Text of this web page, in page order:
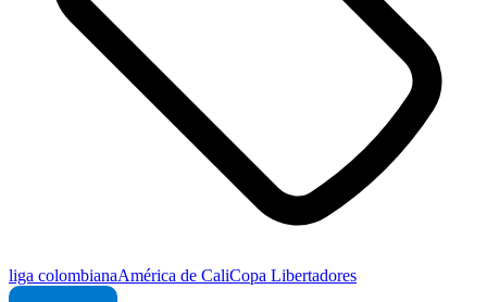
liga colombianaAmérica de CaliCopa Libertadores